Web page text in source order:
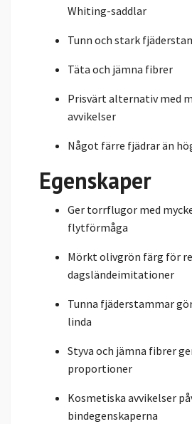
Whiting-saddlar
Tunn och stark
Täta och jämna fibrer
Prisvärt alternativ med
avvikelser
Något färre fjädrar än
Egenskaper
Ger torrflugor med
flytförmåga
Mörkt olivgrön färg för
dagsländeimitationer
Tunna fjäderstammar
linda
Styva och jämna fibrer
proportioner
Kosmetiska avvikelser
bindegenskaperna